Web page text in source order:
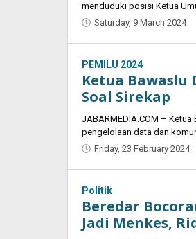
menduduki posisi Ketua
Saturday, 9 March 2024
PEMILU 2024
Ketua Bawaslu
Soal Sirekap
JABARMEDIA.COM –
pengelolaan data dan
Friday, 23 February 2024
Politik
Beredar
Jadi Menkes,